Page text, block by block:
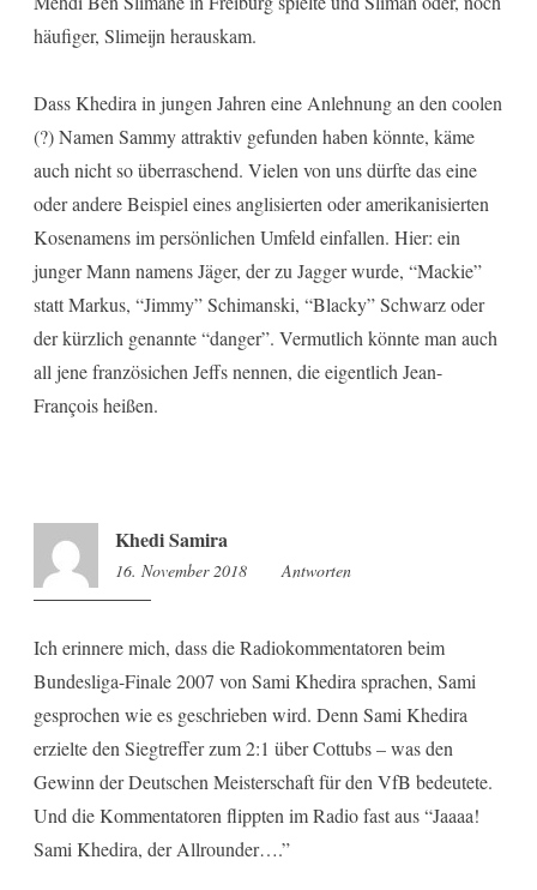
häufiger, Slimeijn herauskam.
Dass Khedira in jungen Jahren eine Anlehnung an den coolen
(?) Namen Sammy attraktiv gefunden haben könnte, käme
auch nicht so überraschend. Vielen von uns dürfte das eine
oder andere Beispiel eines anglisierten oder amerikanisierten
Kosenamens im persönlichen Umfeld einfallen. Hier: ein
junger Mann namens Jäger, der zu Jagger wurde, “Mackie”
statt Markus, “Jimmy” Schimanski, “Blacky” Schwarz oder
der kürzlich genannte “danger”. Vermutlich könnte man auch
all jene französichen Jeffs nennen, die eigentlich Jean-
François heißen.
Khedi Samira
16. November 2018 11:26
Antworten
Ich erinnere mich, dass die Radiokommentatoren beim
Bundesliga-Finale 2007 von Sami Khedira sprachen, Sami
gesprochen wie es geschrieben wird. Denn Sami Khedira
erzielte den Siegtreffer zum 2:1 über Cottubs – was den
Gewinn der Deutschen Meisterschaft für den VfB bedeutete.
Und die Kommentatoren flippten im Radio fast aus “Jaaaa!
Sami Khedira, der Allrounder….”